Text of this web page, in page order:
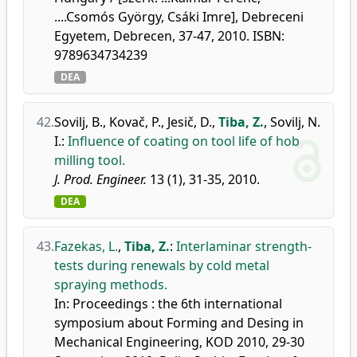
....Csomós György, Csáki Imre], Debreceni
Egyetem, Debrecen, 37-47, 2010. ISBN:
9789634734239
DEA
42.Sovilj, B., Kovač, P., Jesič, D., Tiba, Z., Sovilj, N.
I.: Influence of coating on tool life of hob
milling tool.
J. Prod. Engineer. 13 (1), 31-35, 2010.
DEA
43.Fazekas, L., Tiba, Z.: Interlaminar strength-
tests during renewals by cold metal
spraying methods.
In: Proceedings : the 6th international
symposium about Forming and Desing in
Mechanical Engineering, KOD 2010, 29-30